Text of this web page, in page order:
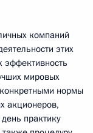
компаний
этих
эффективность
мировых
нормы
акционеров,
практику